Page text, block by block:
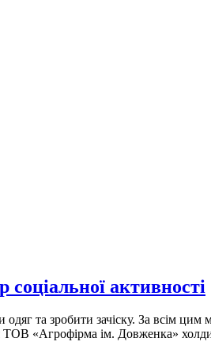
активності
та зробити зачіску. За всім
ТОВ «Агрофірма ім. Довженка»